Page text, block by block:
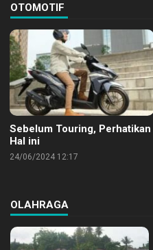
OTOMOTIF
Sebelum Touring, Perhatikan
Hal ini
24/06/2024 12:17
OLAHRAGA